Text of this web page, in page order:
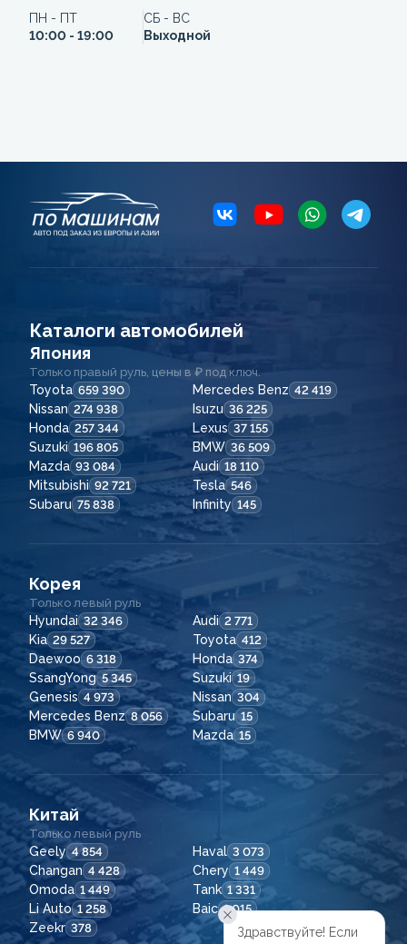
ПН - ПТ
10:00 - 19:00
СБ - ВС
Выходной
Каталоги автомобилей
Япония
Только правый руль, цены в ₽ под ключ.
Toyota 659 390 Mercedes Benz 42 419
Nissan 274 938 Isuzu 36 225
Honda 257 344 Lexus 37 155
Suzuki 196 805 BMW 36 509
Mazda 93 084 Audi 18 110
Mitsubishi 92 721 Tesla 546
Subaru 75 838 Infinity 145
Корея
Только левый руль
Hyundai 32 346 Audi 2 771
Kia 29 527 Toyota 412
Daewoo 6 318 Honda 374
SsangYong 5 345 Suzuki 19
Genesis 4 973 Nissan 304
Mercedes Benz 8 056 Subaru 15
BMW 6 940 Mazda 15
Китай
Только левый руль
Geely 4 854 Haval 3 073
Changan 4 428 Chery 1 449
Omoda 1 449 Tank 1 331
Li Auto 1 258 Baic 1 015
Zeekr 378
Здравствуйте! Если